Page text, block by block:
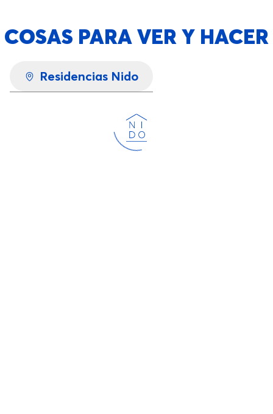
COSAS PARA VER Y HACER
Residencias Nido
Cargando...